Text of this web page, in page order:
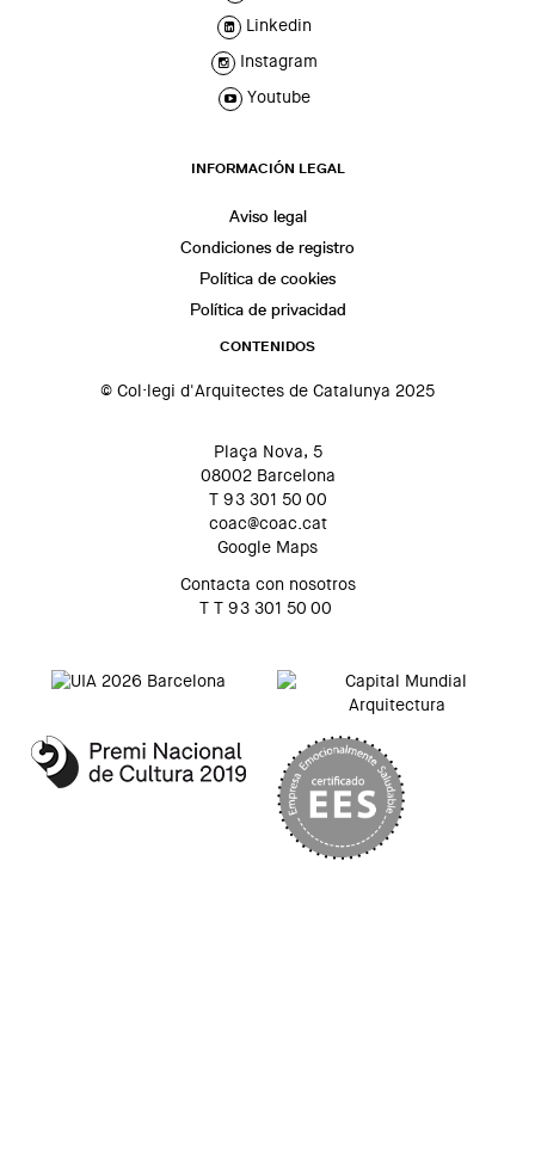
Linkedin
Instagram
Youtube
INFORMACIÓN LEGAL
Aviso legal
Condiciones de registro
Política de cookies
Política de privacidad
CONTENIDOS
© Col·legi d'Arquitectes de Catalunya 2025
Plaça Nova, 5
08002 Barcelona
T 93 301 50 00
coac@coac.cat
Google Maps
Contacta con nosotros
T T 93 301 50 00